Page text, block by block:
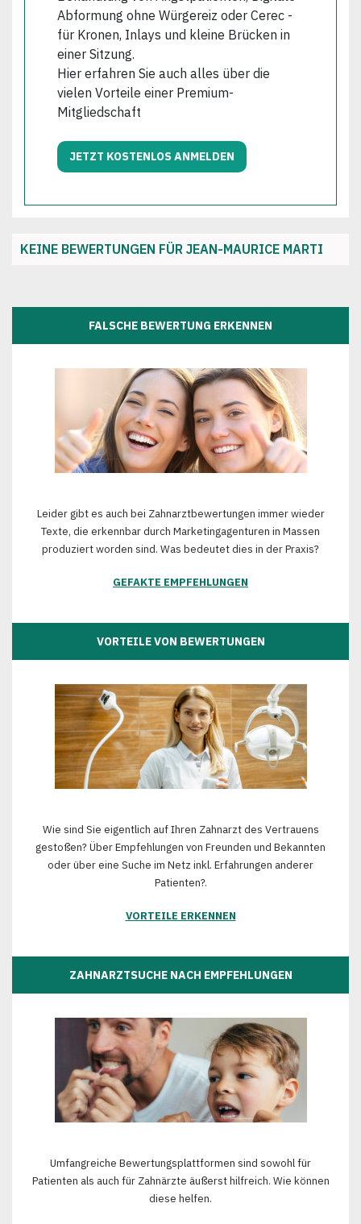
Abformung ohne Würgereiz oder Cerec -
für Kronen, Inlays und kleine Brücken in
einer Sitzung.
Hier erfahren Sie auch alles über die
vielen Vorteile einer Premium-
Mitgliedschaft
JETZT KOSTENLOS ANMELDEN
KEINE BEWERTUNGEN FÜR JEAN-MAURICE MARTI
FALSCHE BEWERTUNG ERKENNEN
Leider gibt es auch bei Zahnarztbewertungen immer wieder
Texte, die erkennbar durch Marketingagenturen in Massen
produziert worden sind. Was bedeutet dies in der Praxis?
GEFAKTE EMPFEHLUNGEN
VORTEILE VON BEWERTUNGEN
Wie sind Sie eigentlich auf Ihren Zahnarzt des Vertrauens
gestoßen? Über Empfehlungen von Freunden und Bekannten
oder über eine Suche im Netz inkl. Erfahrungen anderer
Patienten?.
VORTEILE ERKENNEN
ZAHNARZTSUCHE NACH EMPFEHLUNGEN
Umfangreiche Bewertungsplattformen sind sowohl für
Patienten als auch für Zahnärzte äußerst hilfreich. Wie können
diese helfen.